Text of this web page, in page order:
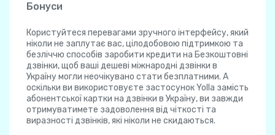
Бонуси
Користуйтеся перевагами зручного інтерфейсу, який
ніколи не заплутає вас, цілодобовою підтримкою та
безліччю способів заробити кредити на Безкоштовні
дзвінки, щоб ваші дешеві міжнародні дзвінки в
Україну могли неочікувано стати безплатними. А
оскільки ви використовуєте застосунок Yolla замість
абонентської картки на дзвінки в Україну, ви завжди
отримуватимете задоволення від чіткості та
виразності дзвінків, які ніколи не скидаються.